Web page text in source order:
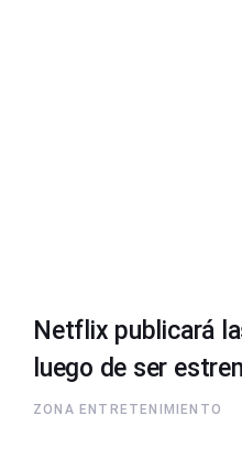
Netflix publicará
luego de ser
ZONA ENTRETENIMIENTO